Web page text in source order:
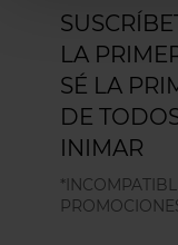
LA
SÉ LA
DE
INIMAR